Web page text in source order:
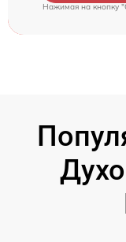
Нажимая на кнопку